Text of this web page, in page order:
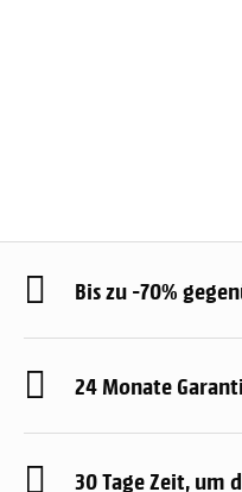
Bis zu -70%
24 Monate
30 Tage Zeit, um